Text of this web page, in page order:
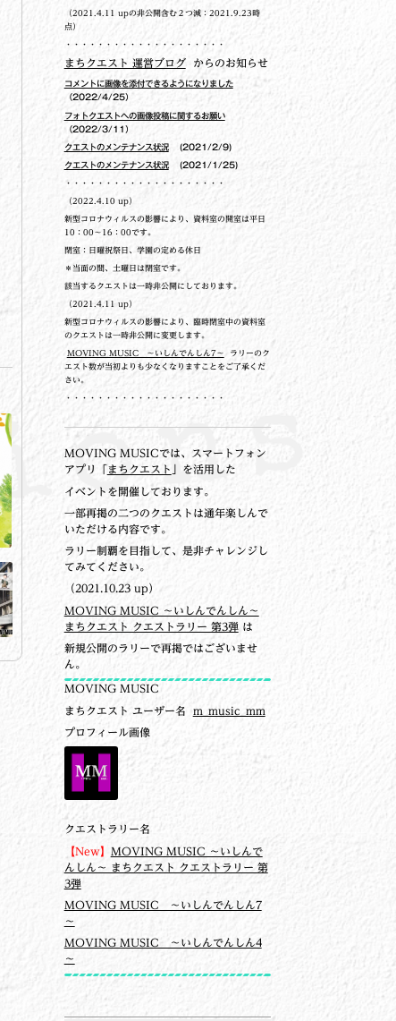
（2021.4.11 upの非公開含む２つ減：2021.9.23時
点）
・・・・・・・・・・・・・・・・・・・・
まちクエスト 運営ブログからのお知らせ
コメントに画像を添付できるようになりました
（2022/4/25）
フォトクエストへの画像投稿に関するお願い
（2022/3/11）
クエストのメンテナンス状況(2021/2/9)
クエストのメンテナンス状況(2021/1/25)
・・・・・・・・・・・・・・・・・・・・
（2022.4.10 up）
新型コロナウィルスの影響により、資料室の開室は平日
10：00～16：00です。
閉室：日曜祝祭日、学園の定める休日
＊当面の間、土曜日は閉室です。
該当するクエストは一時非公開にしております。
（2021.4.11 up）
新型コロナウィルスの影響により、臨時閉室中の資料室
のクエストは一時非公開に変更します。
MOVING MUSIC ～いしんでんしん7～ ラリーのク
エスト数が当初よりも少なくなりますことをご了承くだ
さい。
・・・・・・・・・・・・・・・・・・・・
MOVING MUSICでは、スマートフォン
アプリ「
まちクエスト 」を活用した
イベントを開催しております。
一部再掲の二つのクエストは通年楽しんで
いただける内容です。
ラリー制覇を目指して、是非チャレンジし
てみてください。
（2021.10.23 up）
MOVING MUSIC ～いしんでんしん～
まちクエスト クエストラリー 第3弾は
新規公開のラリーで再掲ではございませ
ん。
MOVING MUSIC
まちクエスト ユーザー名 m_music_mm
プロフィール画像
クエストラリー名
【New】 MOVING MUSIC ～いしんで
んしん～ まちクエスト クエストラリー 第
3弾
MOVING MUSIC ～いしんでんしん7
～
MOVING MUSIC ～いしんでんしん4
～